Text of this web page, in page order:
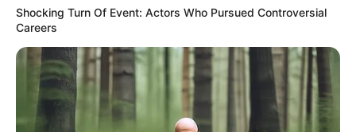
Pedernera.
Tras el anuncio de su fichaje, se han revelado diversos
detalles sobre la estancia de Falcao en el país. Los
hinchas ya palpitan su llegada y están ansiosos por
conocer el precio de las boletas para llenar el coloso de
la 57.
Shocking Turn Of Event: Actors Who Pursued Controversial
Careers